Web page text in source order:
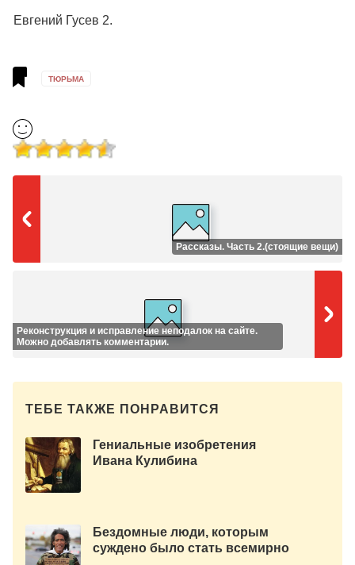
Евгений Гусев 2.
ТЮРЬМА
Рассказы. Часть 2.(стоящие вещи)
Реконструкция и исправление неподалок на сайте.
Можно добавлять комментарии.
ТЕБЕ ТАКЖЕ ПОНРАВИТСЯ
Гениальные изобретения
Ивана Кулибина
Бездомные люди, которым
суждено было стать всемирно